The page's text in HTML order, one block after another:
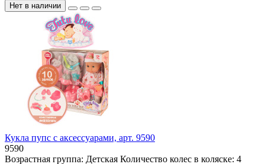
Нет в наличии
Кукла пупс с аксессуарами, арт. 9590
9590
Возрастная группа: Детская Количество колес в коляске: 4